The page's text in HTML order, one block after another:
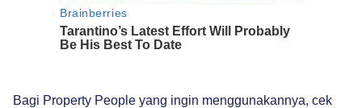
Bagi Property People yang ingin menggunakannya, cek